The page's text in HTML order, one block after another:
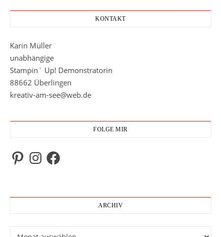
KONTAKT
Karin Müller
unabhängige
Stampin` Up! Demonstratorin
88662 Überlingen
kreativ-am-see@web.de
FOLGE MIR
PinterestInstagramFacebook
ARCHIV